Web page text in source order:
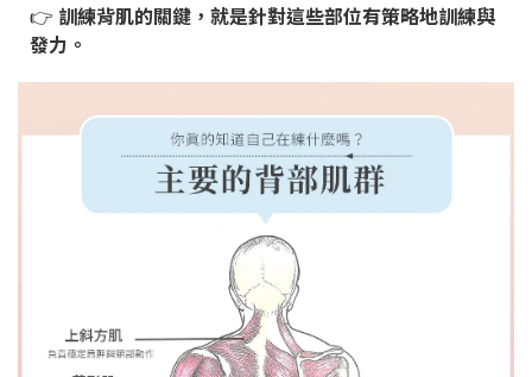
👉 訓練背肌的關鍵，就是針對這些部位有策略地訓練與
發力。